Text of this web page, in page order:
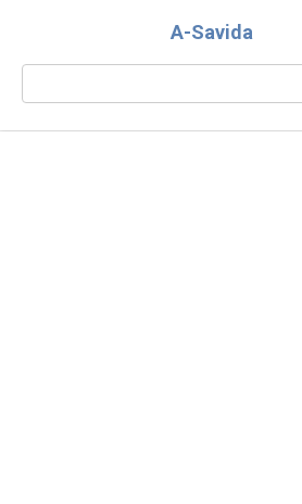
A-Savida
Search: